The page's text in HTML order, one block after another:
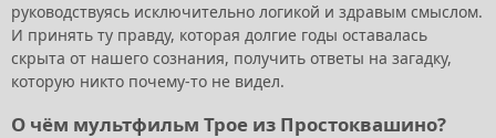
руководствуясь исключительно логикой и здравым смыслом.
И принять ту правду, которая долгие годы оставалась
скрыта от нашего сознания, получить ответы на загадку,
которую никто почему-то не видел.
О чём мультфильм Трое из Простоквашино?